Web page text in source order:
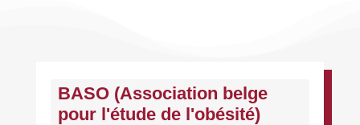
BASO (Association belge
pour l'étude de l'obésité)